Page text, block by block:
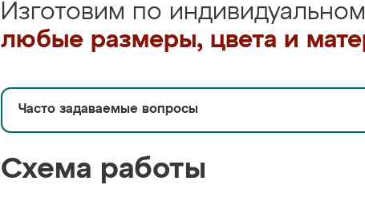
Изготовим по
любые размеры, цвета и
Часто задаваемые вопросы
Схема работы